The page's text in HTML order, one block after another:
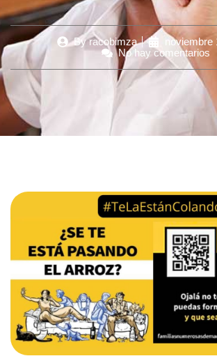
Byracobimza
noviembre
No hay comentarios